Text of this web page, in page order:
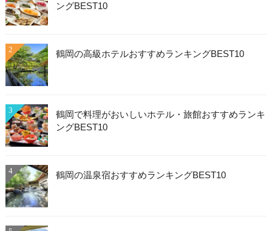
ングBEST10
2 鶴岡の高級ホテルおすすめランキングBEST10
3
鶴岡で料理がおいしいホテル・旅館おすすめランキ
ングBEST10
4 鶴岡の温泉宿おすすめランキングBEST10